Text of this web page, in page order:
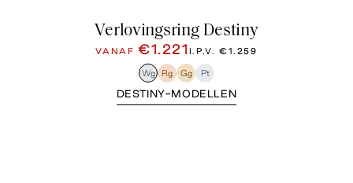
Verlovingsring Destiny
VANAF€1.221 I.P.V. €1.259
Wg Rg Gg Pt
DESTINY-MODELLEN